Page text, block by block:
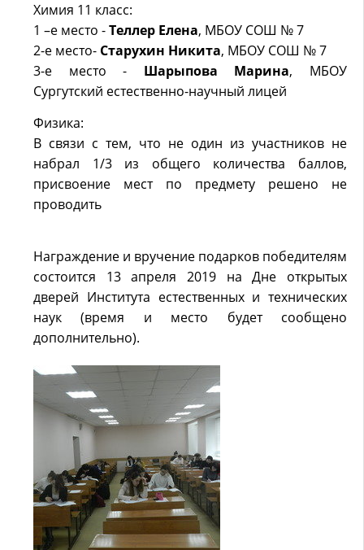
Химия 11 класс:
1 –е место -Теллер Елена, МБОУ СОШ № 7
2-е место- Старухин Никита, МБОУ СОШ № 7
3-е место - Шарыпова Марина, МБОУ
Сургутский естественно-научный лицей
Физика:
В связи с тем, что не один из участников не
набрал 1/3 из общего количества баллов,
присвоение мест по предмету решено не
проводить
Награждение и вручение подарков победителям
состоится 13 апреля 2019 на Дне открытых
дверей Института естественных и технических
наук (время и место будет сообщено
дополнительно).